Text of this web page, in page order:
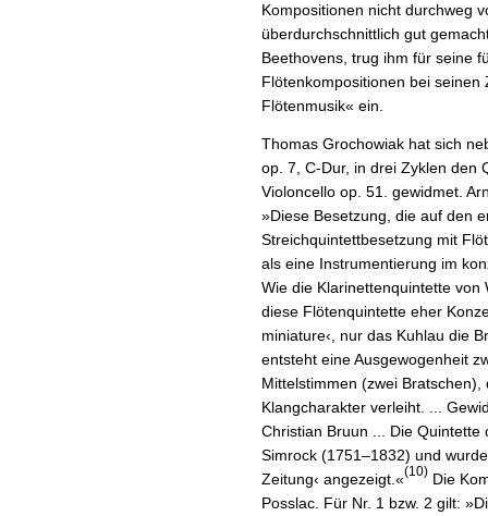
Kompositionen nicht durchweg
überdurchschnittlich gut
Beethovens, trug ihm für seine
Flötenkompositionen bei
Flötenmusik« ein.
Thomas Grochowiak hat sich
op. 7, C-Dur, in drei Zyklen den
Violoncello op. 51. gewidmet.
»Diese Besetzung, die auf den
Streichquintettbesetzung mit
als eine Instrumentierung im
Wie die Klarinettenquintette
diese Flötenquintette eher
miniature‹, nur das Kuhlau die
entsteht eine Ausgewogenheit
Mittelstimmen (zwei
Klangcharakter verleiht. ...
Christian Bruun ... Die
Simrock (1751–1832) und
Zeitung‹ angezeigt.«(10) Die
Posslac. Für Nr. 1 bzw. 2 gilt: